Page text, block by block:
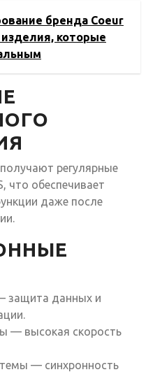
бренда Coeur
которые
регулярные
что обеспечивает
даже после
защита данных и
— высокая скорость
— синхронность